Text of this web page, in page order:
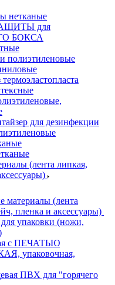
нетканые
для
БОКСА
полиэтиленовые
для дезинфекции
(лента липкая,
материалы (лента
пленка и аксессуары)
упаковки (ножи,
с ПЕЧАТЬЮ
упаковочная,
ПВХ для "горячего